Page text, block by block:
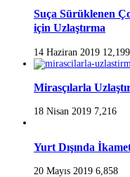
Suça Sürüklenen
için Uzlaştırma
14 Haziran 2019 12,199
Mirasçılarla
18 Nisan 2019 7,216
Yurt Dışında
20 Mayıs 2019 6,858